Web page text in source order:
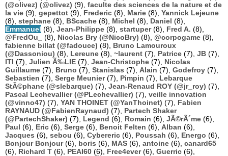
(@olivez) (@olivez) (9), faculte des sciences de la nature et de
la vie (9), gepettot (9), Frederic (8), Marie (8), Yannick Lejeune
(8), stephane (8), BScache (8), Michel (8), Daniel (8),
Emmanuel (8), Jean-Philippe (8), startuper(8), Fred A. (8),
@FredOu_
(8), Nicolas Bry (@NicoBry) (8), @corpogame (8),
fabienne billat (@fadouce) (8), Bruno Lamouroux
(@Dassoniou) (8), Lereune (8), ~laurent (7), Patrice (7), JB (7),
ITI (7), Julien Ã‰LIE (7), Jean-Christophe (7), Nicolas
Guillaume (7), Bruno (7), Stanislas (7), Alain (7), Godefroy (7),
Sebastien (7), Serge Meunier(7), Pimpin (7), Lebarque
StÃ©phane (@slebarque) (7), Jean-Renaud ROY (@jr_roy) (7),
Pascal Lechevallier (@PLechevallier) (7), veille innovation
(@vinno47) (7), YAN THOINET (@YanThoinet) (7), Fabien
RAYNAUD (@FabienRaynaud) (7), Partech Shaker
(@PartechShaker) (7), Legend (6), Romain (6), JÃ©rÃ´me (6),
Paul (6), Eric (6), Serge (6), Benoit Felten (6), Alban (6),
Jacques (6), sebou (6), Cybereric (6), Poussah (6), Energo (6),
Bonjour Bonjour(6), boris (6), MAS (6), antoine (6), canard65
(6), Richard T (6), PEAI60 (6), Free4ever(6), Guerric (6),